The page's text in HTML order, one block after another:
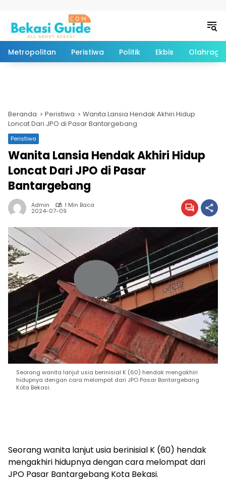
Metropolitan Peristiwa Politik Ekbis Olahraga
Beranda Peristiwa
Wanita Lansia Hendak Akhiri Hidup
Loncat Dari JPO di Pasar Bantargebang
Peristiwa
Wanita Lansia Hendak Akhiri Hidup
Loncat Dari JPO di Pasar
Bantargebang
Admin 1 Min Baca
2024-07-09
Seorang wanita lanjut usia berinisial K (60) hendak mengakhiri
hidupnya dengan cara melompat dari JPO Pasar Bantargebang
Kota Bekasi.
Seorang wanita lanjut usia berinisial K (60) hendak
mengakhiri hidupnya dengan cara melompat dari
JPO Pasar Bantargebang Kota Bekasi.